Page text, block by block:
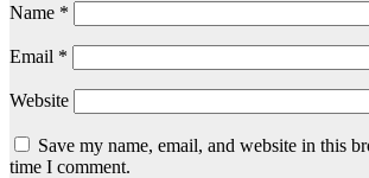
Name *
Email *
Website
Save my name, email, and website in this
time I comment.